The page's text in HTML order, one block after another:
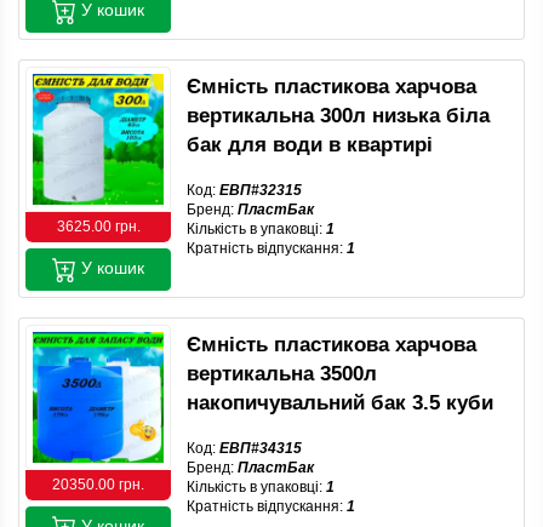
У кошик
3625.00 грн.
Ємність пластикова харчова
вертикальна 300л низька біла
бак для води в квартирі
Код: ЕВП#32315
Бренд: ПластБак
Кількість в упаковці: 1
Кратність відпускання: 1
У кошик
20350.00 грн.
Ємність пластикова харчова
вертикальна 3500л
накопичувальний бак 3.5 куби
Код: ЕВП#34315
Бренд: ПластБак
Кількість в упаковці: 1
Кратність відпускання: 1